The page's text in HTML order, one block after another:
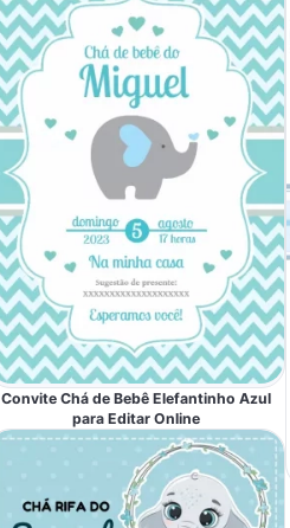
Convite Chá de Bebê Elefantinho Azul
para Editar Online